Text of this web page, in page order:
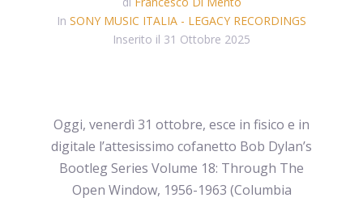
In SONY MUSIC ITALIA - LEGACY RECORDINGS
Inserito il 31 Ottobre 2025
Oggi, venerdì 31 ottobre, esce in fisico e in
digitale l’attesissimo cofanetto Bob Dylan’s
Bootleg Series Volume 18: Through The
Open Window, 1956-1963 (Columbia